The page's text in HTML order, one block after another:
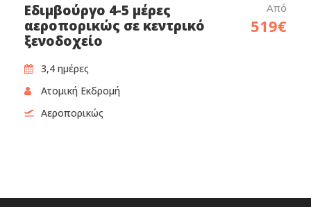
Εδιμβούργο 4-5 μέρες
αεροπορικώς σε κεντρικό
ξενοδοχείο
Από
519€
3,4 ημέρες‎
Ατομική Εκδρομή
Αεροπορικώς